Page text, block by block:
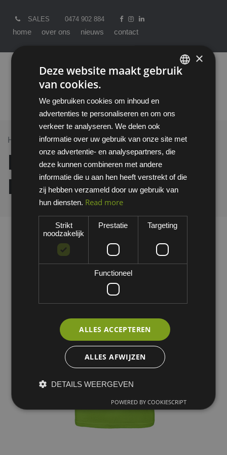
SALES 0474 902 884
home over ons nieuws contact
Home >All Products B&C T-shirt model E190
B&C T-shirt model
E190
×
Deze website maakt gebruik
van cookies.
We gebruiken cookies om inhoud en
advertenties te personaliseren en om ons
verkeer te analyseren. We delen ook
informatie over uw gebruik van onze site met
onze advertentie- en analysepartners, die
deze kunnen combineren met andere
informatie die u aan hen heeft verstrekt of die
zij hebben verzameld door uw gebruik van
hun diensten. Read more
Strikt
noodzakelijk
Prestatie Targeting
Functioneel
ALLES ACCEPTEREN
ALLES AFWIJZEN
DETAILS WEERGEVEN
POWERED BY COOKIESCRIPT